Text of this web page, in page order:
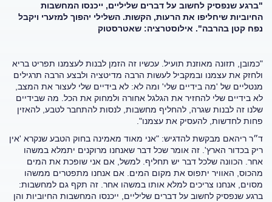
"ברגע שנפסיק לחשוב על דברים שליליים, ייכנסו המחשבות
החיוביות שיחליפו את הרעות, הקשות. השלילי יהפוך למזערי ויקבל
נפח קטן בהרבה". אילוסטרציה: שאטרסטוק
"כמובן, תזונה מאוזנת תועיל. עכשיו זה הזמן לבנות לעצמנו תפריט בריא
ולחזק את עצמנו ובמקביל לעשות הרבה מדיטציה ולבצע הרבה תרגילים
מנטליים של 'מה בידיים שלי' ומה לא: לא בידיים שלי לעצור את המצב,
לא בידיים שלי להחזיר את הגלגל אחורה ולמחוק את הכל. מה שבידיים
שלנו זה לבנות שגרה, להחליף מחשבות, לנסות להתחבר לטבע, להאזין
פחות לחדשות, להעסיק את עצמנו".
ד״ר ריהאם מבקשת להדגיש: "אני מאוד מאמינה בחוק הטבע שנקרא 'אין
ריק בכדור הארץ'. זה אומר שכל דבר שאנחנו מרוקנים יתמלא במשהו
אחר. הכוונה שלכל דבר יש תחליף. למשל, אם אני שופכת את המים
מהכוס, האוויר יתפוס את מקום המים. אם אנחנו מתפטרים ממשהו
מסוים, אנחנו צריכים למלא אותו במשהו אחר. זה תקף גם למחשבות:
ברגע שנפסיק לחשוב על דברים שליליים, ייכנסו המחשבות החיוביות והן